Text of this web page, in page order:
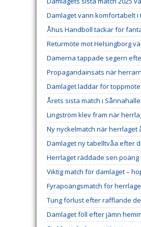
Damlaget vann komfortabelt
Åhus Handboll tackar för
Returmöte mot Helsingborg
Damerna tappade segern
Propagandainsats när
Damlaget laddar för
Årets sista match i
Lingström klev fram när
Ny nyckelmatch när herrlaget
Damlaget ny tabelltvåa efter
Herrlaget räddade sen poäng
Viktig match för damlaget –
Fyrapoängsmatch för
Tung förlust efter rafflande
Damlaget föll efter jämn